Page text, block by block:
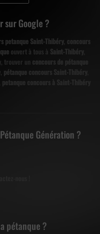
sur Google ?
petanque Saint-Thibéry, concours
ouvert à tous à Saint-Thibéry,
trouver un concours de pétanque
pétanque concours Saint-Thibéry
petanque concours à Saint-Thibéry
Génération ?
pétanque ?